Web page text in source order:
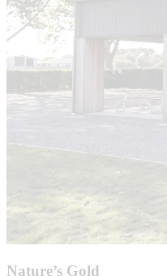
Nature’s Gold